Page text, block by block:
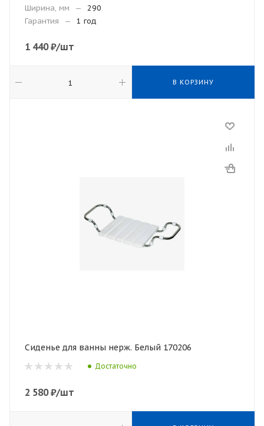
Ширина, мм
—
290
Гарантия
— 1 год
1 440₽/шт
В КОРЗИНУ
Сиденье для ванны нерж. Белый 170206
Достаточно
2 580₽/шт